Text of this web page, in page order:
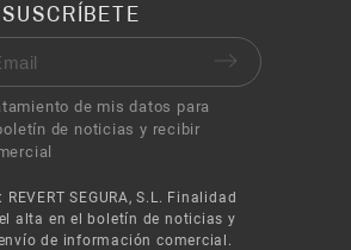
SUSCRÍBETE
de mis datos para
de noticias y recibir
: REVERT SEGURA, S.L. Finalidad
alta en el boletín de noticias y
de información comercial.